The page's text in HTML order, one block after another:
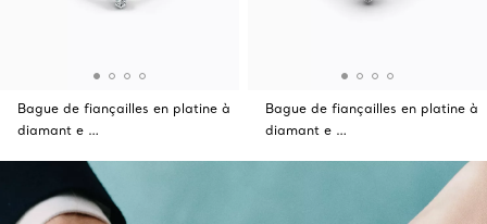
Bague de fiançailles en platine à
diamant e …
Bague de fiançailles en platine à
diamant e …